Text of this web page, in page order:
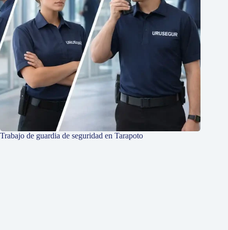
Trabajo de guardia de seguridad en Tarapoto